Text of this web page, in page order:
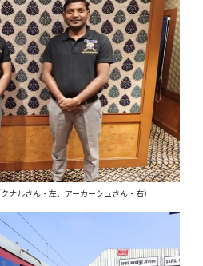
ナルさん・左、アーカーシュさん・右）